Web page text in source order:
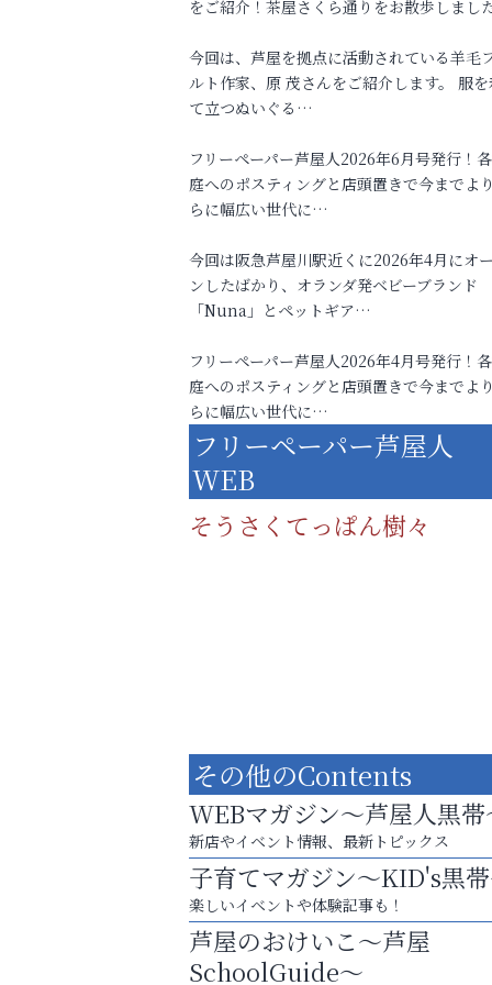
をご紹介！茶屋さくら通りをお散歩しまし
今回は、芦屋を拠点に活動されている羊毛
ルト作家、原 茂さんをご紹介します。 服を
て立つぬいぐる…
フリーペーパー芦屋人2026年6月号発行！
庭へのポスティングと店頭置きで今までよ
らに幅広い世代に…
今回は阪急芦屋川駅近くに2026年4月にオ
ンしたばかり、オランダ発ベビーブランド
「Nuna」とペットギア…
フリーペーパー芦屋人2026年4月号発行！
庭へのポスティングと店頭置きで今までよ
らに幅広い世代に…
フリーペーパー芦屋人
WEB
そうさくてっぱん樹々
８周年コースが半額以下の8,000円！
神戸牛ステーキに舌鼓♪
整体院エスコート・芦屋サロ
その他のContents
WEBマガジン～芦屋人黒帯
新店やイベント情報、最新トピックス
子育てマガジン～KID's黒
楽しいイベントや体験記事も！
芦屋のおけいこ～芦屋
SchoolGuide～